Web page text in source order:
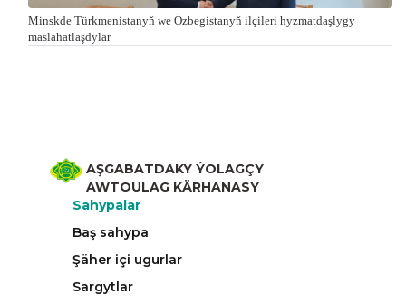
Minskde Türkmenistanyň we Özbegistanyň ilçileri hyzmatdaşlygy
maslahatlaşdylar
AŞGABATDAKY ÝOLAGÇY
AWTOULAG KÄRHANASY
Sahypalar
Baş sahypa
Şäher içi ugurlar
Sargytlar